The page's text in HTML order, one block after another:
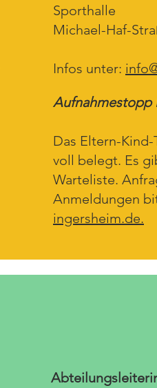
Sporthalle
Michael-Haf-
Infos unter:
Aufnahmestopp
Das Eltern-
voll belegt. Es
Warteliste.
Anmeldungen
ingersheim.de.